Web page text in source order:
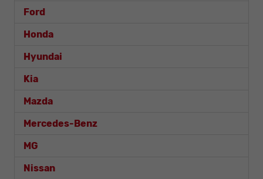
Ford
Honda
Hyundai
Kia
Mazda
Mercedes-Benz
MG
Nissan